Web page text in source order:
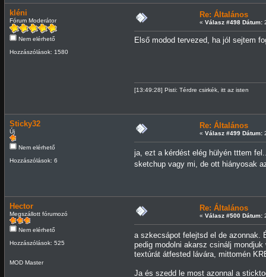
kléni
Fórum Moderátor
Nem elérhető
Hozzászólások: 1580
Re: Általános
« Válasz #498 Dátum:
Első modod tervezed, ha jól sejtem
[13:49:28] Pisti: Térdre csirkék, itt az isten
Sticky32
Új
Nem elérhető
Hozzászólások: 6
Re: Általános
« Válasz #499 Dátum:
ja, ezt a kérdést elég hülyén tttem
sketchup vagy mi, de ott hiányosak
Hector
Megszállott fórumozó
Nem elérhető
Hozzászólások: 525
MOD Master
Re: Általános
« Válasz #500 Dátum:
a szkecsápot felejtsd el de azonnak.
pedig modolni akarsz csinálj
textúrát átfested lávára, mittomén
Ja és szedd le most azonnal a